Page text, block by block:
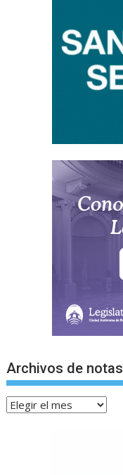
Archivos de notas
Archivos